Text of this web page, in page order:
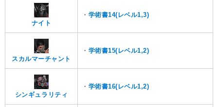
ナイト
・ 学術書14(レベル1,3)
スカルマーチャント
・ 学術書15(レベル1,2)
シンギュラリティ
・ 学術書16(レベル1,2)